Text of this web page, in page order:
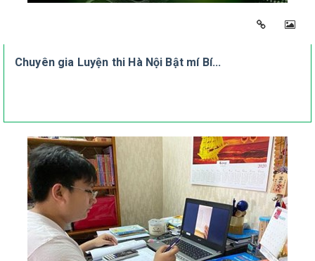
Chuyên gia Luyện thi Hà Nội Bật mí Bí...